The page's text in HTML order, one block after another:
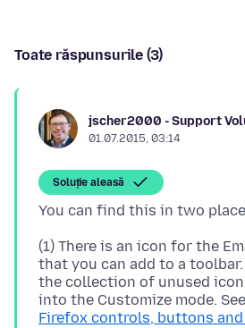
Toate răspunsurile (3)
jscher2000 - Support
01.07.2015, 03:14
Soluție aleasă
(1) There is an icon for the
that you can add to a
the collection of unused
into the Customize mode.
Firefox controls, buttons